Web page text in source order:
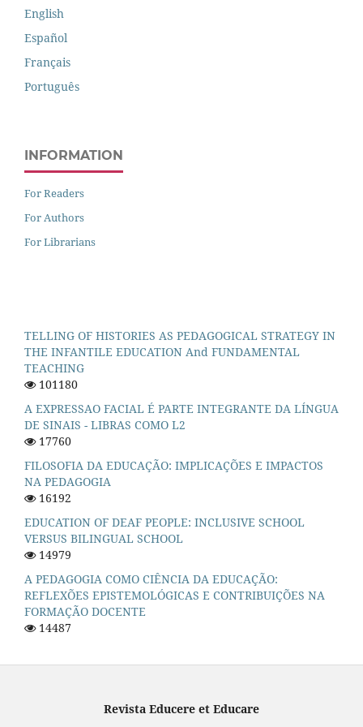
English
Español
Français
Português
INFORMATION
For Readers
For Authors
For Librarians
TELLING OF HISTORIES AS PEDAGOGICAL STRATEGY IN
THE INFANTILE EDUCATION And FUNDAMENTAL
TEACHING
101180
A EXPRESSAO FACIAL É PARTE INTEGRANTE DA LÍNGUA
DE SINAIS - LIBRAS COMO L2
17760
FILOSOFIA DA EDUCAÇÃO: IMPLICAÇÕES E IMPACTOS
NA PEDAGOGIA
16192
EDUCATION OF DEAF PEOPLE: INCLUSIVE SCHOOL
VERSUS BILINGUAL SCHOOL
14979
A PEDAGOGIA COMO CIÊNCIA DA EDUCAÇÃO:
REFLEXÕES EPISTEMOLÓGICAS E CONTRIBUIÇÕES NA
FORMAÇÃO DOCENTE
14487
Revista Educere et Educare